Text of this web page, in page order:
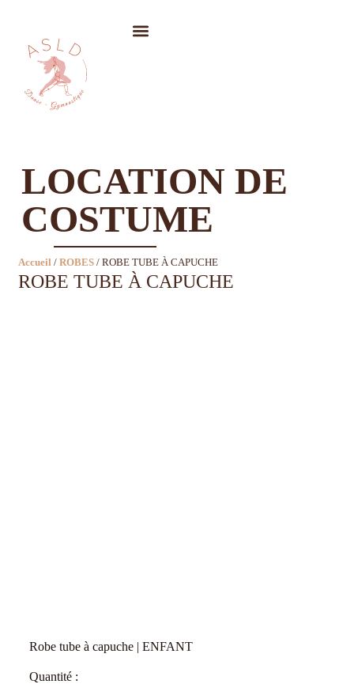
LOCATION DE
COSTUME
Accueil / ROBES / ROBE TUBE À CAPUCHE
ROBE TUBE À CAPUCHE
Robe tube à capuche | ENFANT
Quantité :